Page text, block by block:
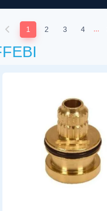
1 2 3 4 ...